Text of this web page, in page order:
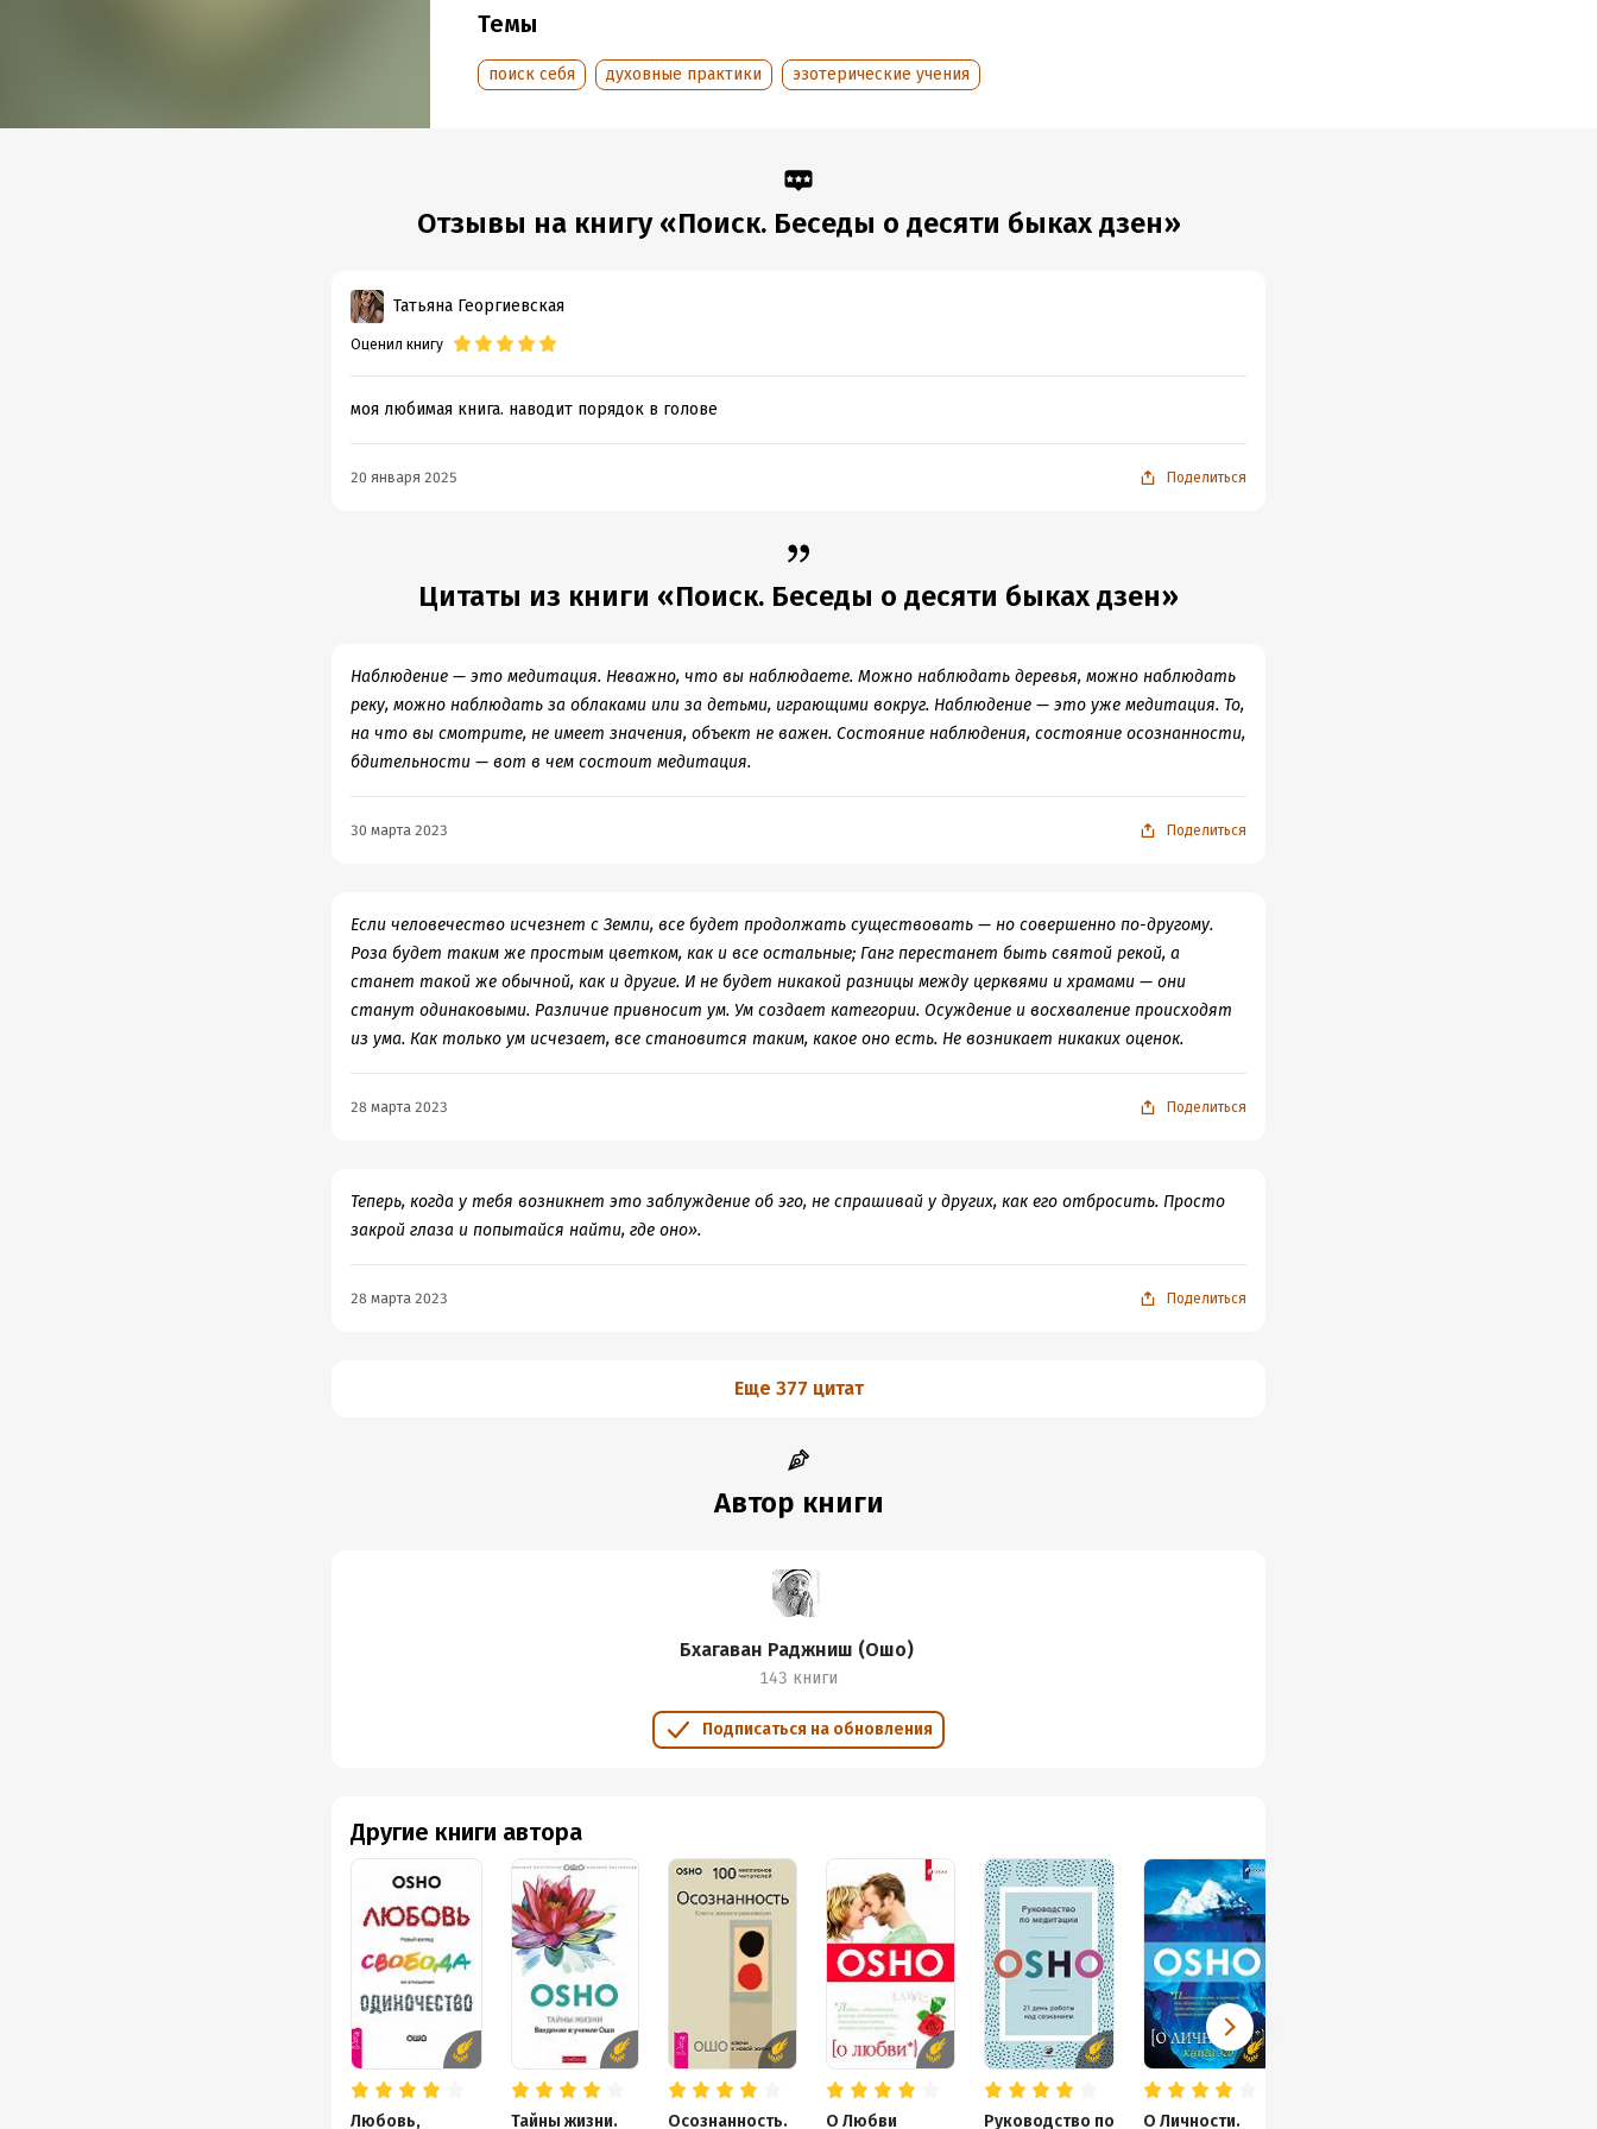
Подробная информация
Объем: 413298
ISBN (EAN): 9785957316404
Темы
поиск себя духовные практики эзотерические учения
Отзывы на книгу «Поиск. Беседы о десяти быках дзен»
Татьяна Георгиевская
Оценил книгу
моя любимая книга. наводит порядок в голове
20 января 2025 Поделиться
Цитаты из книги «Поиск. Беседы о десяти быках дзен»
Наблюдение — это медитация. Неважно, что вы наблюдаете. Можно наблюдать деревья, можно наблюдать
реку, можно наблюдать за облаками или за детьми, играющими вокруг. Наблюдение — это уже медитация. То,
на что вы смотрите, не имеет значения, объект не важен. Состояние наблюдения, состояние осознанности,
бдительности — вот в чем состоит медитация.
30 марта 2023 Поделиться
Если человечество исчезнет с Земли, все будет продолжать существовать — но совершенно по-другому.
Роза будет таким же простым цветком, как и все остальные; Ганг перестанет быть святой рекой, а
станет такой же обычной, как и другие. И не будет никакой разницы между церквями и храмами — они
станут одинаковыми. Различие привносит ум. Ум создает категории. Осуждение и восхваление происходят
из ума. Как только ум исчезает, все становится таким, какое оно есть. Не возникает никаких оценок.
28 марта 2023 Поделиться
Теперь, когда у тебя возникнет это заблуждение об эго, не спрашивай у других, как его отбросить. Просто
закрой глаза и попытайся найти, где оно».
28 марта 2023 Поделиться
Еще 377 цитат
Автор книги
Бхагаван Раджниш (Ошо)
143 книги
Подписаться на обновления
Другие книги автора
Любовь,
Тайны жизни.
Осознанность.
О Любви
Руководство по
О Личности.